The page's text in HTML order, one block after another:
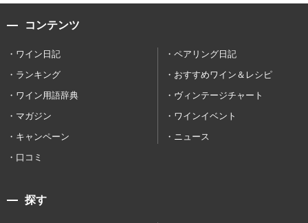
コンテンツ
ワイン日記
ペアリング日記
ランキング
おすすめワイン＆レシピ
ワイン用語辞典
ヴィンテージチャート
マガジン
ワインイベント
キャンペーン
ニュース
口コミ
探す